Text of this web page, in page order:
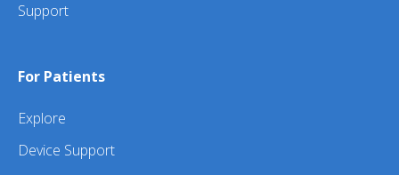
Support
For Patients
Explore
Device Support